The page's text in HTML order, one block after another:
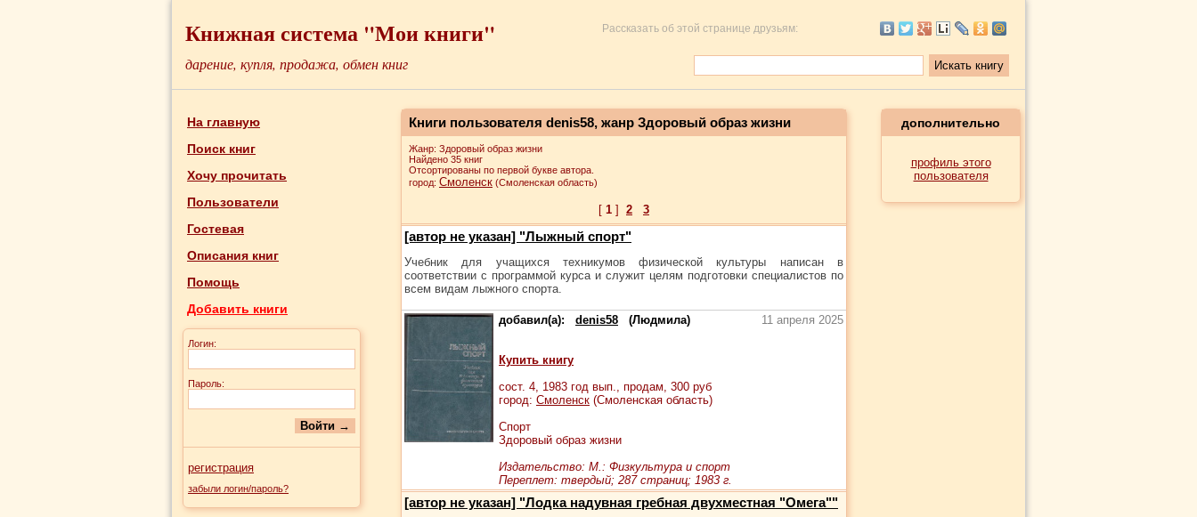
Книжная система "Мои книги" Рассказать об этой странице друзьям:
дарение, купля, продажа, обмен книг
На главную
Поиск книг
Хочу прочитать
Пользователи
Гостевая
Описания книг
Помощь
Добавить книги
Логин:
Пароль:
регистрация
забыли логин/пароль?
Книги пользователя denis58, жанр Здоровый образ жизни
Жанр: Здоровый образ жизни
Найдено 35 книг
Отсортированы по первой букве автора.
город: Смоленск (Смоленская область)
[ 1 ] 2 3
[автор не указан] "Лыжный спорт"
Учебник для учащихся техникумов физической культуры написан в
соответствии с программой курса и служит целям подготовки специалистов по
всем видам лыжного спорта.
добавил(а): denis58 (Людмила) 11 апреля 2025
Купить книгу
сост. 4, 1983 год вып., продам, 300 руб
город: Смоленск (Смоленская область)
Спорт
Здоровый образ жизни
Издательство: М.: Физкультура и спорт
Переплет: твердый; 287 страниц; 1983 г.
[автор не указан] "Лодка надувная гребная двухместная "Омега""
дополнительно
профиль этого
пользователя